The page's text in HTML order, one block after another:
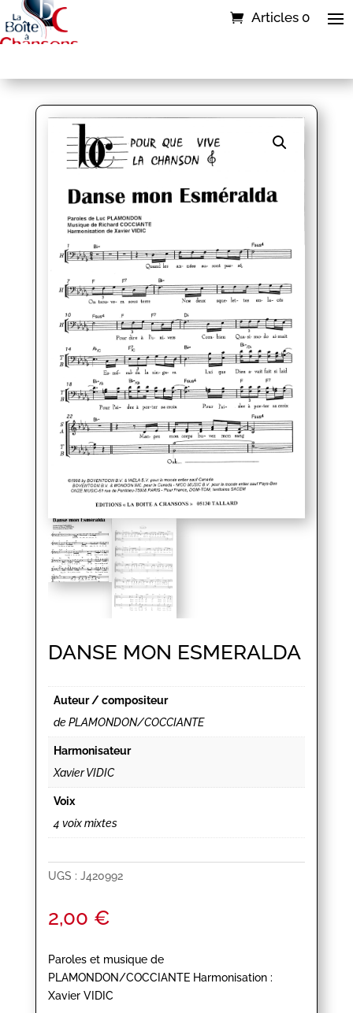
Articles 0
DANSE MON ESMERALDA
Auteur / compositeur
de PLAMONDON/COCCIANTE
Harmonisateur
Xavier VIDIC
Voix
4 voix mixtes
UGS : J420992
2,00 €
Paroles et musique de
PLAMONDON/COCCIANTE Harmonisation :
Xavier VIDIC